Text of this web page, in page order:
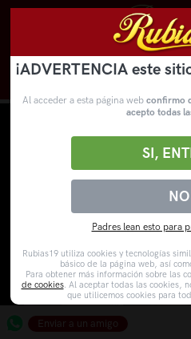
Enviar a un amigo
¡ADVERTENCIA este
Al acceder a esta página web confirmo
acepto todas
NO
SI,
Padres lean esto para
Rubias19 utiliza cookies y tecnologías
básico de la página web, así
Para obtener más información sobre las
de cookies. Al aceptar todas las cookies,
que utilicemos cookies para